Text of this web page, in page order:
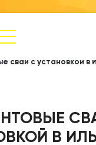
сваи с установкой в
В